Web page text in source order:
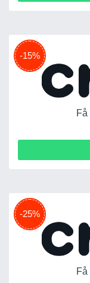
-15%
-25%